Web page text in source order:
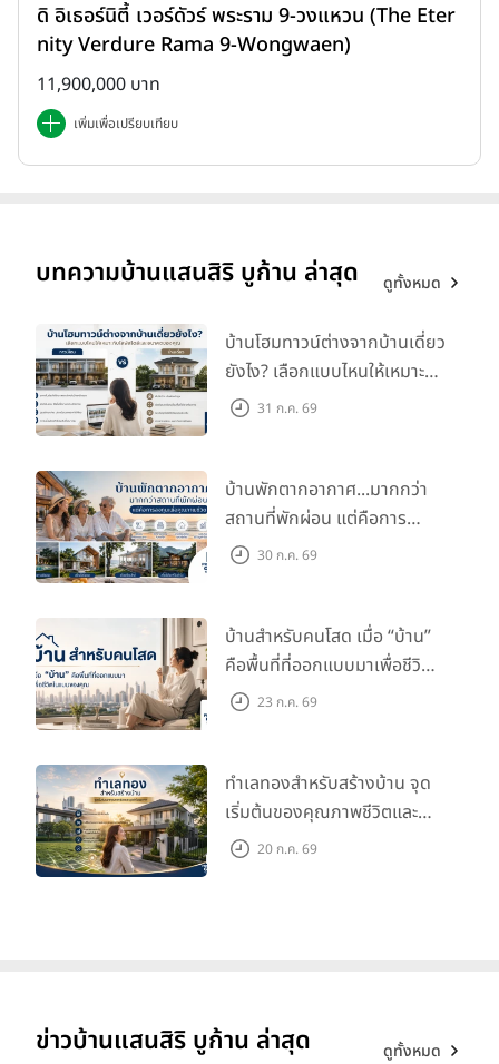
ดิ อิเธอร์นิตี้ เวอร์ดัวร์ พระราม 9-วงแหวน (The Eter
nity Verdure Rama 9-Wongwaen)
11,900,000 บาท
เพิ่มเพื่อเปรียบเทียบ
บทความบ้านแสนสิริ บูก้าน ล่าสุด ดูทั้งหมด
บ้านโฮมทาวน์ต่างจากบ้านเดี่ยว
ยังไง? เลือกแบบไหนให้เหมาะ
กับไลฟ์สไตล์และอนาคตของ
31 ก.ค. 69
บ้านพักตากอากาศ...มากกว่า
สถานที่พักผ่อน แต่คือการ
ลงทุนเพื่อคุณภาพชีวิต
30 ก.ค. 69
บ้านสำหรับคนโสด เมื่อ “บ้าน”
คือพื้นที่ที่ออกแบบมาเพื่อชีวิต
ในแบบของคุณ
23 ก.ค. 69
ทำเลทองสำหรับสร้างบ้าน จุด
เริ่มต้นของคุณภาพชีวิตและ
มูลค่าในอนาคต
20 ก.ค. 69
ข่าวบ้านแสนสิริ บูก้าน ล่าสุด ดูทั้งหมด